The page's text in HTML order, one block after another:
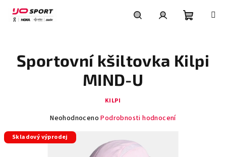
obsah
košík
Sportovní kšiltovka Kilpi
MIND-U
KILPI
Průměrné
produktu
Neohodnoceno Podrobnosti hodnocení
Skladový výprodej